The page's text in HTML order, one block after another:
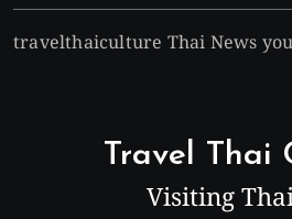
travelthaiculture Thai News
Travel Thai
Visiting